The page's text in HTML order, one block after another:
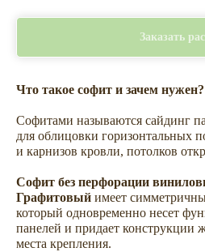
Заказать
Что такое софит и зачем нужен?
Софитами называются сайдинг
для облицовки горизонтальных
и карнизов кровли, потолков
Софит без перфорации
Графитовый имеет
который одновременно несет
панелей и придает конструкции
места крепления.